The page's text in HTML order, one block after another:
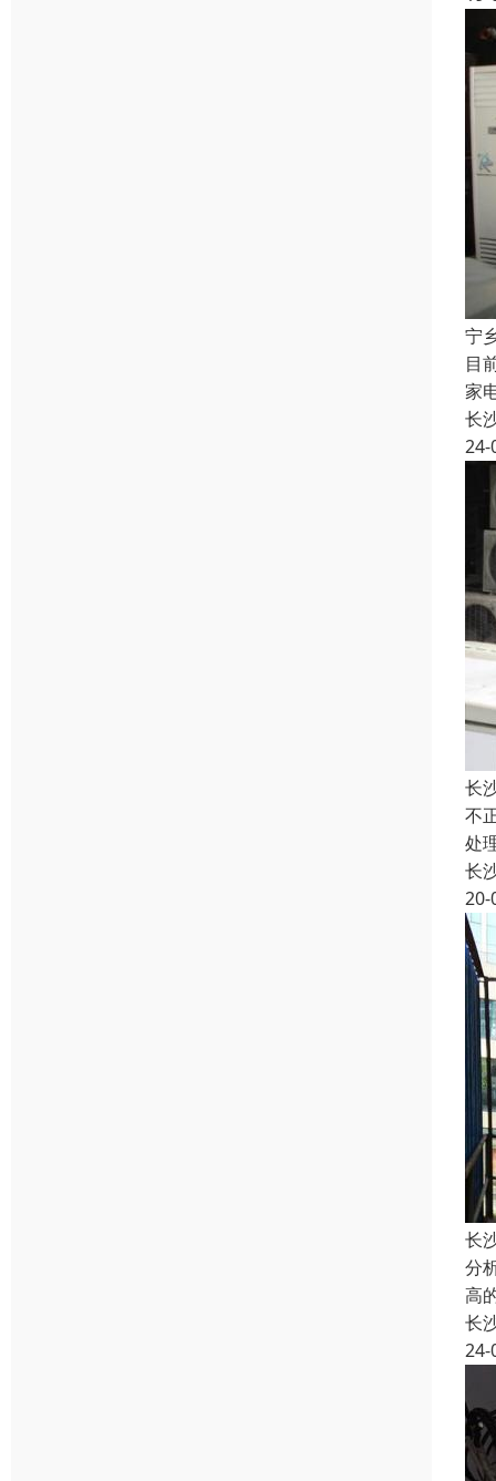
宁
目
家
长
24-
长
不
处
长
20-
长
分
高
长
24-